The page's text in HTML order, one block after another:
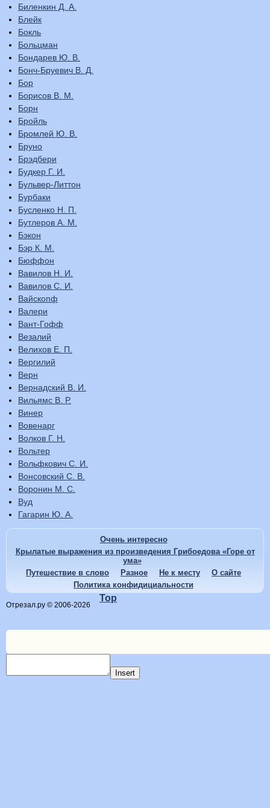
Биленкин Д. А.
Блейк
Бокль
Больцман
Бондарев Ю. В.
Бонч-Бруевич В. Д.
Бор
Борисов В. М.
Борн
Бройль
Бромлей Ю. В.
Бруно
Брэдбери
Будкер Г. И.
Бульвер-Литтон
Бурбаки
Бусленко Н. П.
Бутлеров А. М.
Бэкон
Бэр К. М.
Бюффон
Вавилов Н. И.
Вавилов С. И.
Вайскопф
Валери
Вант-Гофф
Везалий
Велихов Е. П.
Вергилий
Верн
Вернадский В. И.
Вильямс В. Р.
Винер
Вовенарг
Волков Г. Н.
Вольтер
Вольфкович С. И.
Вонсовский С. В.
Воронин М. С.
Вуд
Гагарин Ю. А.
Очень интересно
Крылатые выражения из произведения Грибоедова «Горе от
ума»
Путешествие в слово
Разное Не к месту
О сайте
Политика конфидициальности
Отрезал.ру © 2006-2026
Top
Insert